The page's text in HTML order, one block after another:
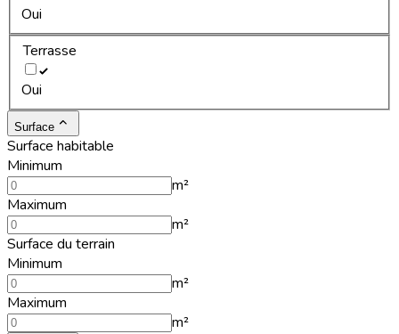
Oui
Terrasse
Oui
Surface
Surface habitable
Minimum
m²
Maximum
m²
Surface du terrain
Minimum
m²
Maximum
m²